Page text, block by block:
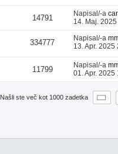
14791 Napisal/-a
14. Maj. 2025
334777 Napisal/-a
13. Apr. 2025
11799 Napisal/-a
01. Apr. 2025
Našli ste več kot 1000 zadetka